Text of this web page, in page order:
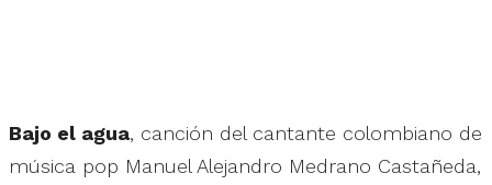
Bajo el agua, canción del cantante colombiano de
música pop Manuel Alejandro Medrano Castañeda,